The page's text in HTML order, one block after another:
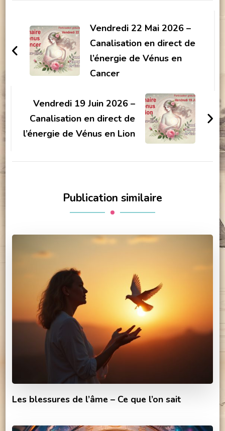
d'article
Vendredi 22 Mai 2026 –
Canalisation en direct de
l’énergie de Vénus en
Cancer
Vendredi 19 Juin 2026 –
Canalisation en direct de
l’énergie de Vénus en Lion
Publication similaire
Les blessures de l’âme – Ce que l’on sait